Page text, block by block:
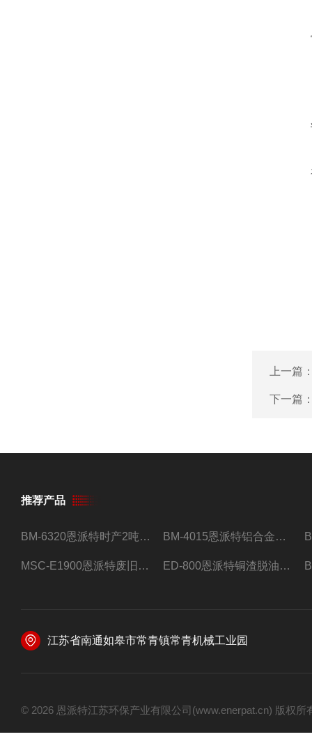
上一篇
下一篇
推荐产品
BM-6320恩派特时产2吨合金钢屑压饼机 BM-4015恩派特铝合金屑压饼机 脱油效果好
MSC-E1900恩派特废旧锂电池极片破碎处理设备 ED-800恩派特铜渣脱油机废铜屑铝屑甩油机
江苏省南通如皋市常青镇常青机械工业园
© 2026 恩派特江苏环保产业有限公司(www.enerpat.cn) 版权